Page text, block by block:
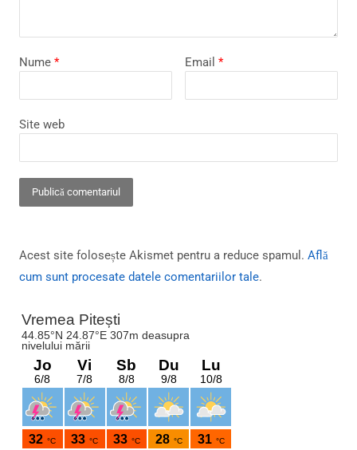
Nume * Email *
Site web
Acest site folosește Akismet pentru a reduce spamul. Află
cum sunt procesate datele comentariilor tale.